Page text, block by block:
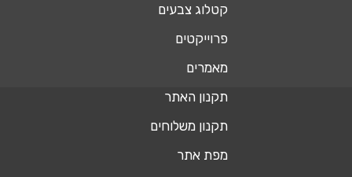
קטלוג צבעים
פרוייקטים
מאמרים
תקנון האתר
תקנון משלוחים
מפת אתר